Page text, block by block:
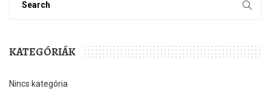
KATEGÓRIÁK
Nincs kategória